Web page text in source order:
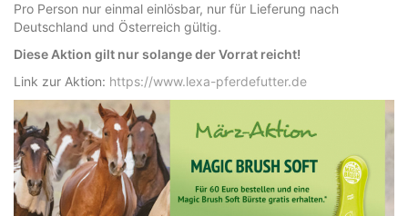
Pro Person nur einmal einlösbar, nur für Lieferung nach
Deutschland und Österreich gültig.
Diese Aktion gilt nur solange der Vorrat reicht!
Link zur Aktion: https://www.lexa-pferdefutter.de